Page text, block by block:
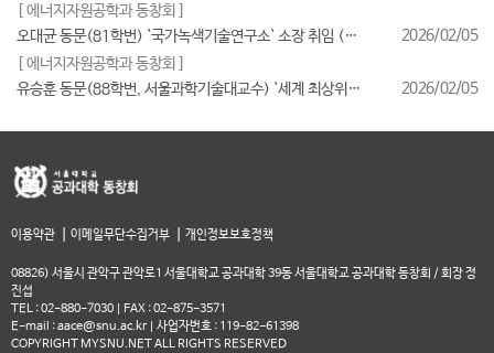
[ 에너지자원공학과 동창회 ]
오대균 동문(81학번) `국가녹색기술연구소` 소장 취임 (2026/2월)
2026/02/05
[ 에너지자원공학과 동창회 ]
유승훈 동문(88학번, 서울과학기술대교수) `세계 최상위 연구자 2025` 등재
2026/02/05
이용약관 이메일무단수집거부 개인정보보호정책
08826) 서울시 관악구 관악로1 서울대학교 공과대학 39동 서울대학교 공과대학 동창회 / 회장 정
진섭
TEL : 02-880-7030 | FAX : 02-875-3571
E-mail : aace@snu.ac.kr | 사업자번호 : 119-82-61398
COPYRIGHT MYSNU.NET ALL RIGHTS RESERVED